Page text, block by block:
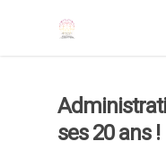
ses 20 ans !